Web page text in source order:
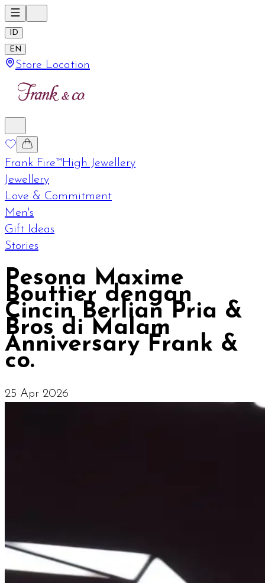
ID
EN
Store Location
Frank Fire™High Jewellery
Jewellery
Love & Commitment
Men's
Gift Ideas
Stories
Pesona Maxime
Bouttier dengan
Cincin Berlian Pria &
Bros di Malam
Anniversary Frank &
co.
25 Apr 2026